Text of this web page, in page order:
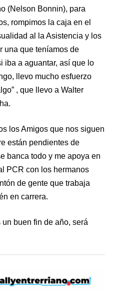
(Nelson Bonnin), para
rompimos la caja en el
al la Asistencia y los
una que teníamos de
iba a aguantar, así que lo
llevo mucho esfuerzo
, que llevo a Walter
los Amigos que nos siguen
están pendientes de
banca todo y me apoya en
PCR con los hermanos
de gente que trabaja
en carrera.
buen fin de año, será